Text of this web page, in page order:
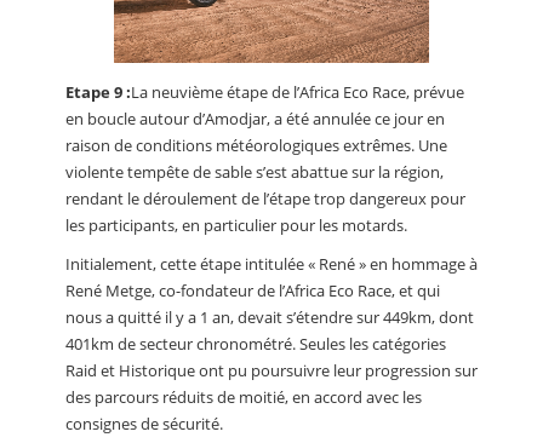
Etape 9 :La neuvième étape de l’Africa Eco Race, prévue
en boucle autour d’Amodjar, a été annulée ce jour en
raison de conditions météorologiques extrêmes. Une
violente tempête de sable s’est abattue sur la région,
rendant le déroulement de l’étape trop dangereux pour
les participants, en particulier pour les motards.
Initialement, cette étape intitulée « René » en hommage à
René Metge, co-fondateur de l’Africa Eco Race, et qui
nous a quitté il y a 1 an, devait s’étendre sur 449km, dont
401km de secteur chronométré. Seules les catégories
Raid et Historique ont pu poursuivre leur progression sur
des parcours réduits de moitié, en accord avec les
consignes de sécurité.